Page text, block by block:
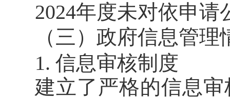
2024年度未对依申
（三）政府信息管理
1. 信息审核制度
建立了严格的信息